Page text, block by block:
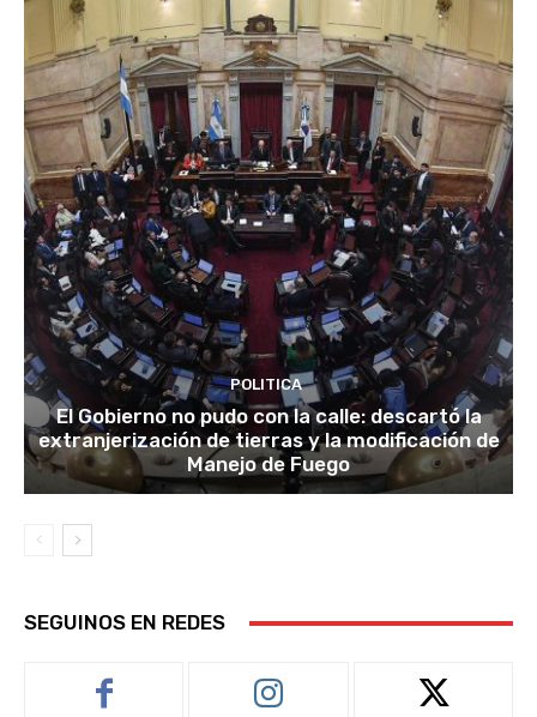
POLITICA
El Gobierno no pudo con la calle: descartó la
extranjerización de tierras y la modificación de
Manejo de Fuego
SEGUINOS EN REDES